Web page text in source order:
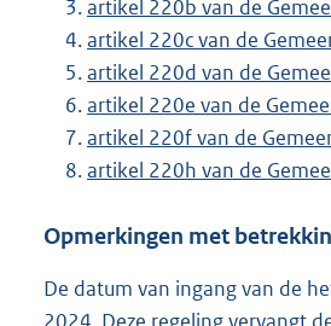
artikel 220b van de
artikel 220c van de
artikel 220d van de
artikel 220e van de
artikel 220f van de
artikel 220h van de
Opmerkingen met
De datum van ingang van de